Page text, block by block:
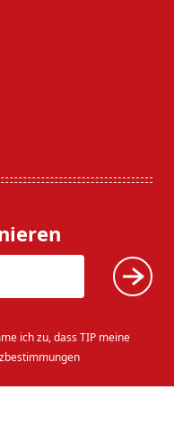
ich zu, dass TIP meine